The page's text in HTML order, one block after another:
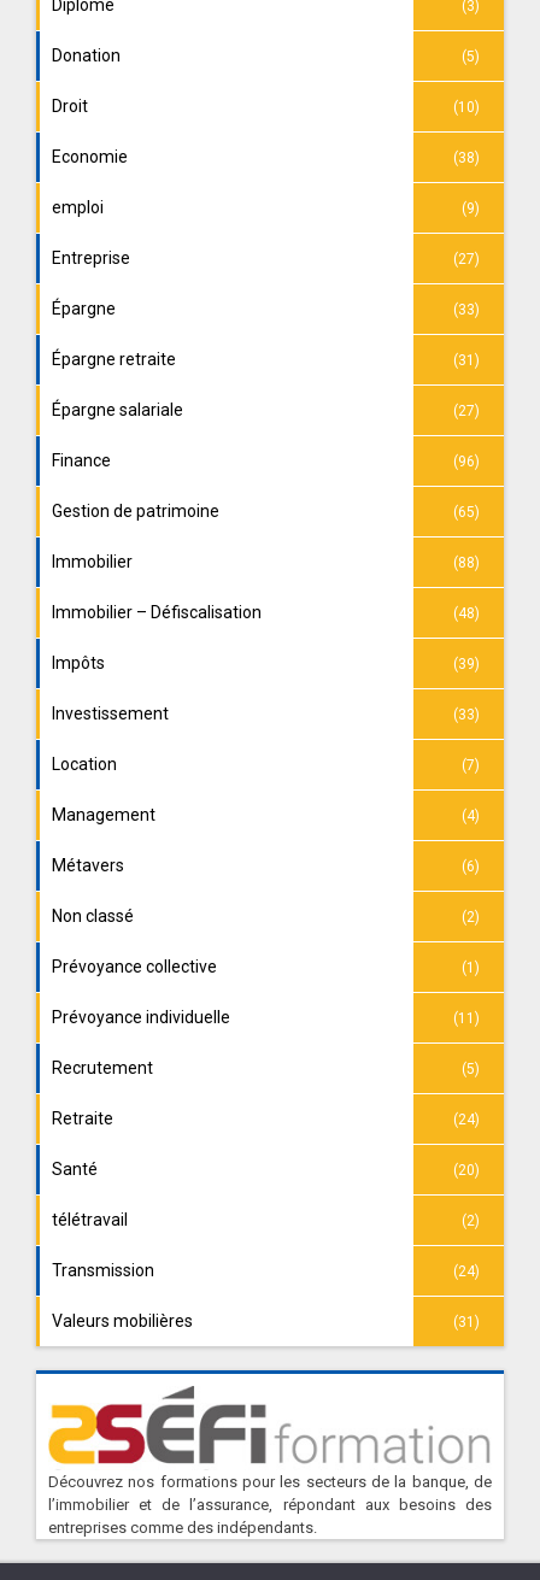
Diplôme (3)
Donation (5)
Droit (10)
Economie (38)
emploi (9)
Entreprise (27)
Épargne (33)
Épargne retraite (31)
Épargne salariale (27)
Finance (96)
Gestion de patrimoine (65)
Immobilier (88)
Immobilier – Défiscalisation (48)
Impôts (39)
Investissement (33)
Location (7)
Management (4)
Métavers (6)
Non classé (2)
Prévoyance collective (1)
Prévoyance individuelle (11)
Recrutement (5)
Retraite (24)
Santé (20)
télétravail (2)
Transmission (24)
Valeurs mobilières (31)
Découvrez nos formations pour les secteurs de la banque, de
l’immobilier et de l’assurance, répondant aux besoins des
entreprises comme des indépendants.